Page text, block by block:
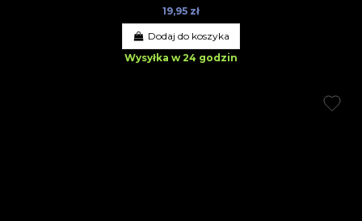
19,95 zł
Dodaj do koszyka
Wysyłka w 24 godzin